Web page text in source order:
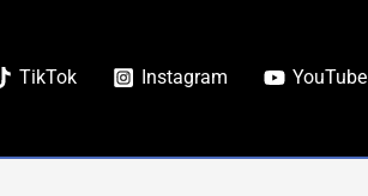
TikTok Instagram YouTube